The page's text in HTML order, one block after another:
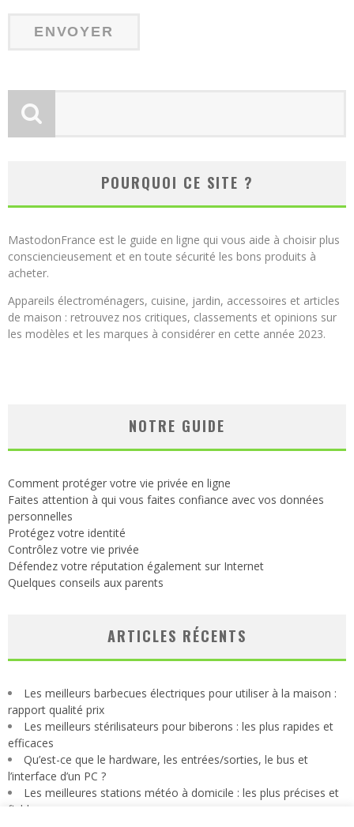
POURQUOI CE SITE ?
MastodonFrance est le guide en ligne qui vous aide à choisir plus
consciencieusement et en toute sécurité les bons produits à
acheter.
Appareils électroménagers, cuisine, jardin, accessoires et articles
de maison : retrouvez nos critiques, classements et opinions sur
les modèles et les marques à considérer en cette année 2023.
NOTRE GUIDE
Comment protéger votre vie privée en ligne
Faites attention à qui vous faites confiance avec vos données
personnelles
Protégez votre identité
Contrôlez votre vie privée
Défendez votre réputation également sur Internet
Quelques conseils aux parents
ARTICLES RÉCENTS
Les meilleurs barbecues électriques pour utiliser à la maison :
rapport qualité prix
Les meilleurs stérilisateurs pour biberons : les plus rapides et
efficaces
Qu’est-ce que le hardware, les entrées/sorties, le bus et
l’interface d’un PC ?
Les meilleures stations météo à domicile : les plus précises et
fiables